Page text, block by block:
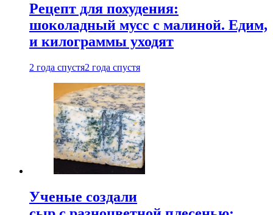
Рецепт для похудения:
шоколадный мусс с малиной. Едим,
и килограммы уходят
2 года спустя2 года спустя
Ученые создали